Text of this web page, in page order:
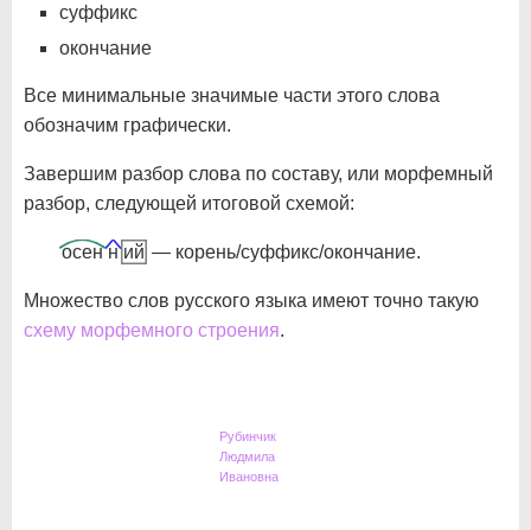
суффикс
окончание
Все минимальные значимые части этого слова
обозначим графически.
Завершим разбор слова по составу, или морфемный
разбор, следующей итоговой схемой:
осен н ий — корень/суффикс/окончание.
Множество слов русского языка имеют точно такую
схему морфемного строения.
Рубинчик
Людмила
Ивановна